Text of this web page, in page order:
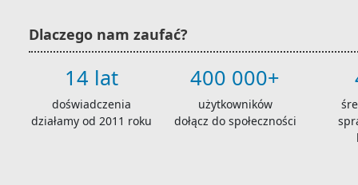
Dlaczego nam zaufać?
14 lat
doświadczenia
działamy od 2011 roku
400 000+
użytkowników
dołącz do społeczności